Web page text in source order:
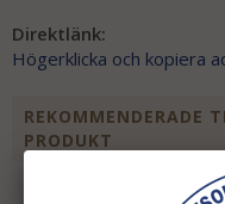
Direktlänk:
Högerklicka och kopiera
REKOMMENDERADE
PRODUKT